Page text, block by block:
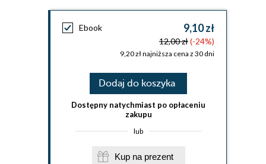
Ebook 9,10 zł
12,00 zł(-24%)
9,20 zł najniższa cena z 30 dni
Dodaj do koszyka
Dostępny natychmiast po opłaceniu
zakupu
lub
Kup na prezent